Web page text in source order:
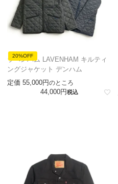
20%OFF
ラベンハム LAVENHAM キルティ
ングジャケット デンハム
定価 55,000 のところ
44,000 税込